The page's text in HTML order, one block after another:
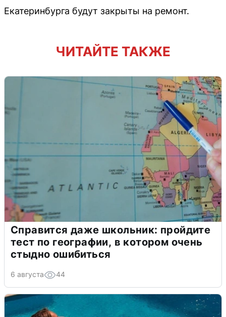
Екатеринбурга будут закрыты на ремонт.
ЧИТАЙТЕ ТАКЖЕ
Справится даже школьник: пройдите
тест по географии, в котором очень
стыдно ошибиться
6 августа 44